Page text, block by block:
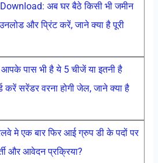
अब घर बैठे किसी भी जमीन
और प्रिंट करें, जाने क्या है पूरी
पास भी है ये 5 चीजें या इतनी है
करें सरेंडर वरना होगी जेल, जाने क्या है
मे एक बार फिर आई ग्रुप डी के पदों पर
और आवेदन प्रक्रिया?